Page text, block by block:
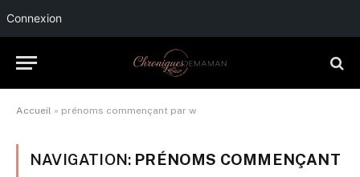
Connexion
Accueil » prénoms commençant par w
NAVIGATION: PRÉNOMS COMMENÇANT